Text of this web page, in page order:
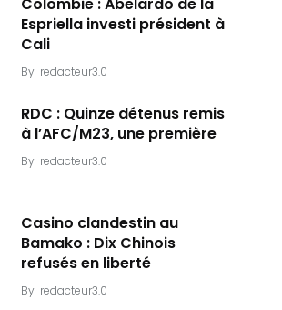
Colombie : Abelardo de la
Espriella investi président à
Cali
By redacteur3.0
RDC : Quinze détenus remis
à l’AFC/M23, une première
By redacteur3.0
Casino clandestin au
Bamako : Dix Chinois
refusés en liberté
By redacteur3.0